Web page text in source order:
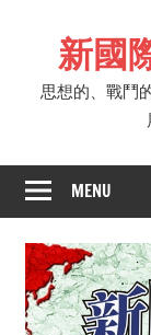
新國
思想的、戰鬥
MENU